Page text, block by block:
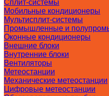
Сплит-системы
Мобильные кондиционеры
Мультисплит-системы
Промышленные и
Оконные кондиционеры
Внешние блоки
Внутренние блоки
Вентиляторы
Метеостанции
Механические метеостанции
Цифровые метеостанции